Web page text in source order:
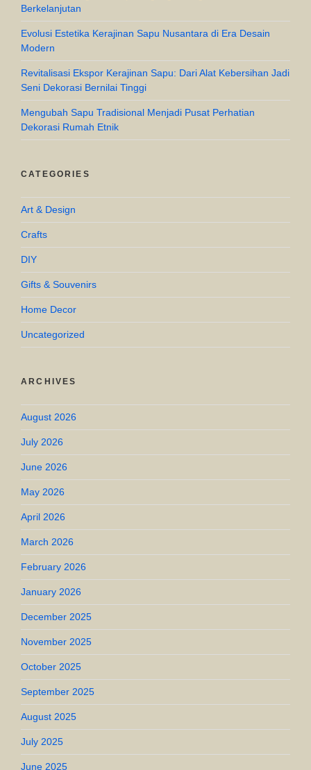
Berkelanjutan
Evolusi Estetika Kerajinan Sapu Nusantara di Era Desain
Modern
Revitalisasi Ekspor Kerajinan Sapu: Dari Alat Kebersihan Jadi
Seni Dekorasi Bernilai Tinggi
Mengubah Sapu Tradisional Menjadi Pusat Perhatian
Dekorasi Rumah Etnik
CATEGORIES
Art & Design
Crafts
DIY
Gifts & Souvenirs
Home Decor
Uncategorized
ARCHIVES
August 2026
July 2026
June 2026
May 2026
April 2026
March 2026
February 2026
January 2026
December 2025
November 2025
October 2025
September 2025
August 2025
July 2025
June 2025